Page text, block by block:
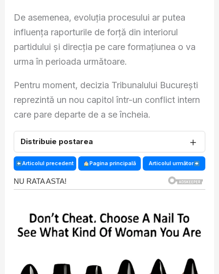
De asemenea, evoluția procesului ar putea
influența raporturile de forță din interiorul
partidului și direcția pe care formațiunea o va
urma în perioada următoare.
Pentru moment, decizia Tribunalului București
reprezintă un nou capitol într-un conflict intern
care pare departe de a se încheia.
Distribuie postarea ＋
Articolul precedent Pagina principală Articolul următor